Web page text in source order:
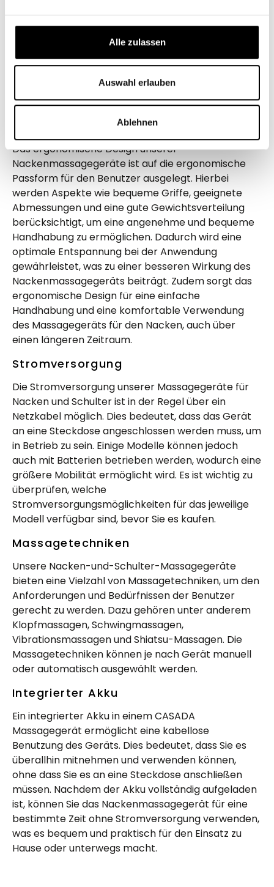
Alle zulassen
Auswahl erlauben
Ablehnen
Massage aufzuwärmen und zu entspannen, um die
Wirksamkeit der Massage zu erhöhen. Die
Wärmefunktion kann auf bestimmte Bereiche des
Körpers gerichtet werden und kann in Kombination
tiefgreifende und entspannende Erfahrung zu
erzielen.
Ergonomisches Design
Das ergonomische Design unserer
Nackenmassagegeräte ist auf die ergonomische
Passform für den Benutzer ausgelegt. Hierbei
werden Aspekte wie bequeme Griffe, geeignete
Abmessungen und eine gute Gewichtsverteilung
berücksichtigt, um eine angenehme und bequeme
Handhabung zu ermöglichen. Dadurch wird eine
optimale Entspannung bei der Anwendung
gewährleistet, was zu einer besseren Wirkung des
Nackenmassagegeräts beiträgt. Zudem sorgt das
ergonomische Design für eine einfache
Handhabung und eine komfortable Verwendung
des Massagegeräts für den Nacken, auch über
einen längeren Zeitraum.
Stromversorgung
Die Stromversorgung unserer Massagegeräte für
Nacken und Schulter ist in der Regel über ein
Netzkabel möglich. Dies bedeutet, dass das Gerät
an eine Steckdose angeschlossen werden muss, um
in Betrieb zu sein. Einige Modelle können jedoch
auch mit Batterien betrieben werden, wodurch eine
größere Mobilität ermöglicht wird. Es ist wichtig zu
überprüfen, welche
Stromversorgungsmöglichkeiten für das jeweilige
Modell verfügbar sind, bevor Sie es kaufen.
Massagetechniken
Unsere Nacken-und-Schulter-Massagegeräte
bieten eine Vielzahl von Massagetechniken, um den
Anforderungen und Bedürfnissen der Benutzer
gerecht zu werden. Dazu gehören unter anderem
Klopfmassagen, Schwingmassagen,
Vibrationsmassagen und Shiatsu-Massagen. Die
Massagetechniken können je nach Gerät manuell
oder automatisch ausgewählt werden.
Integrierter Akku
Ein integrierter Akku in einem CASADA
Massagegerät ermöglicht eine kabellose
Benutzung des Geräts. Dies bedeutet, dass Sie es
überallhin mitnehmen und verwenden können,
ohne dass Sie es an eine Steckdose anschließen
müssen. Nachdem der Akku vollständig aufgeladen
ist, können Sie das Nackenmassagegerät für eine
bestimmte Zeit ohne Stromversorgung verwenden,
was es bequem und praktisch für den Einsatz zu
Hause oder unterwegs macht.